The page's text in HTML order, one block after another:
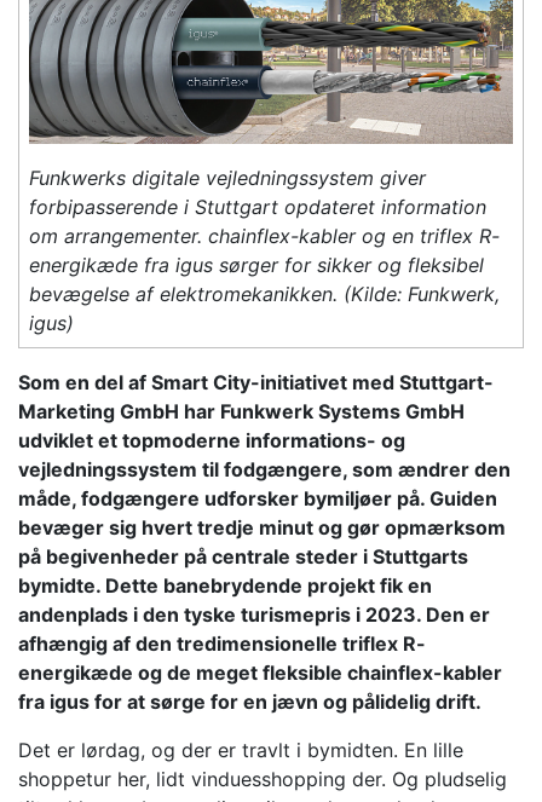
Funkwerks digitale vejledningssystem giver
forbipasserende i Stuttgart opdateret information
om arrangementer. chainflex-kabler og en triflex R-
energikæde fra igus sørger for sikker og fleksibel
bevægelse af elektromekanikken. (Kilde: Funkwerk,
igus)
Som en del af Smart City-initiativet med Stuttgart-
Marketing GmbH har Funkwerk Systems GmbH
udviklet et topmoderne informations- og
vejledningssystem til fodgængere, som ændrer den
måde, fodgængere udforsker bymiljøer på. Guiden
bevæger sig hvert tredje minut og gør opmærksom
på begivenheder på centrale steder i Stuttgarts
bymidte. Dette banebrydende projekt fik en
andenplads i den tyske turismepris i 2023. Den er
afhængig af den tredimensionelle triflex R-
energikæde og de meget fleksible chainflex-kabler
fra igus for at sørge for en jævn og pålidelig drift.
Det er lørdag, og der er travlt i bymidten. En lille
shoppetur her, lidt vinduesshopping der. Og pludselig